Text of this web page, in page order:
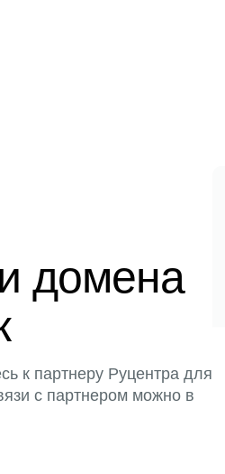
домена
к партнеру Руцентра для
с партнером можно в